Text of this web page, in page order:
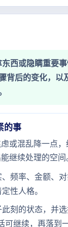
西或隐瞒重要
背后的变化，
的事
或混乱降一点
继续处理的空间
频率、金额、
性人格。
刻的状态，并
可继续，再落到